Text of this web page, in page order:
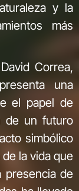
y la
más
Correa,
una
el papel de
de un futuro
simbólico
la vida que
presencia de